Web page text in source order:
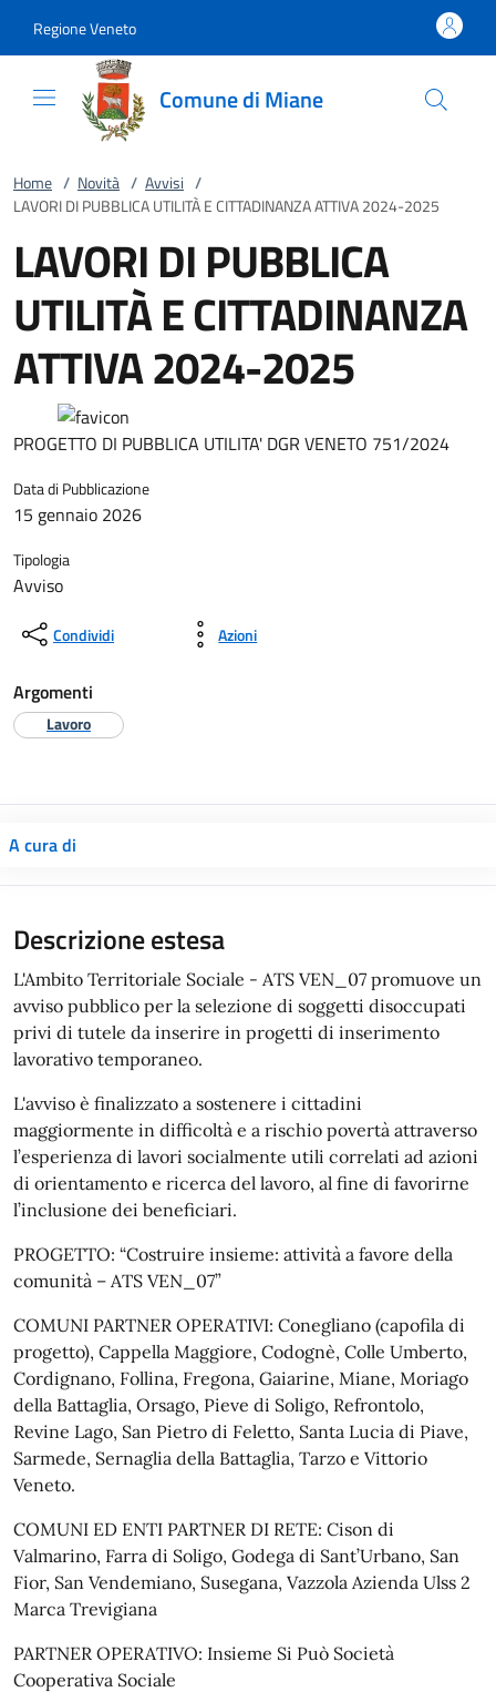
Regione Veneto
Comune di Miane
Home / Novità / Avvisi /
LAVORI DI PUBBLICA UTILITÀ E CITTADINANZA ATTIVA 2024-2025
LAVORI DI PUBBLICA
UTILITÀ E CITTADINANZA
ATTIVA 2024-2025
PROGETTO DI PUBBLICA UTILITA' DGR VENETO 751/2024
Data di Pubblicazione
15 gennaio 2026
Tipologia
Avviso
Condividi Azioni
Argomenti
Lavoro
A cura di
Descrizione estesa
L'Ambito Territoriale Sociale - ATS VEN_07 promuove un
avviso pubblico per la selezione di soggetti disoccupati
privi di tutele da inserire in progetti di inserimento
lavorativo temporaneo.
L'avviso è finalizzato a sostenere i cittadini
maggiormente in difficoltà e a rischio povertà attraverso
l’esperienza di lavori socialmente utili correlati ad azioni
di orientamento e ricerca del lavoro, al fine di favorirne
l’inclusione dei beneficiari.
PROGETTO: “Costruire insieme: attività a favore della
comunità – ATS VEN_07”
COMUNI PARTNER OPERATIVI: Conegliano (capofila di
progetto), Cappella Maggiore, Codognè, Colle Umberto,
Cordignano, Follina, Fregona, Gaiarine, Miane, Moriago
della Battaglia, Orsago, Pieve di Soligo, Refrontolo,
Revine Lago, San Pietro di Feletto, Santa Lucia di Piave,
Sarmede, Sernaglia della Battaglia, Tarzo e Vittorio
Veneto.
COMUNI ED ENTI PARTNER DI RETE: Cison di
Valmarino, Farra di Soligo, Godega di Sant’Urbano, San
Fior, San Vendemiano, Susegana, Vazzola Azienda Ulss 2
Marca Trevigiana
PARTNER OPERATIVO: Insieme Si Può Società
Cooperativa Sociale